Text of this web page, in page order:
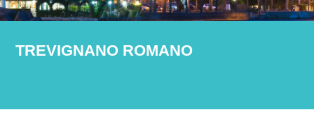
TREVIGNANO ROMANO